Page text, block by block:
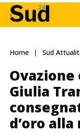
Home Sud
Ovazione
Giulia
d’oro